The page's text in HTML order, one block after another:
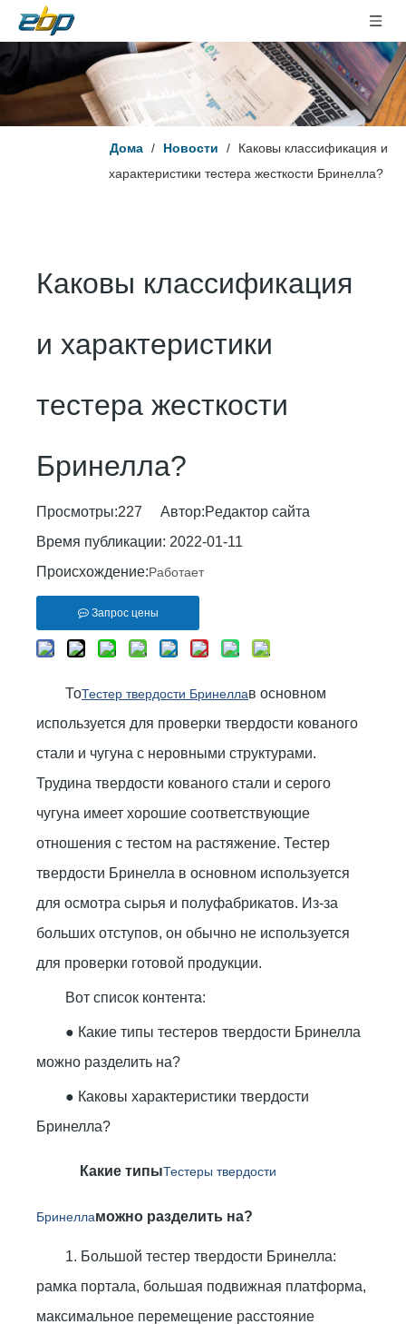
Дома / Новости /
Каковы классификация и
характеристики тестера жесткости Бринелла?
Каковы классификация
и характеристики
тестера жесткости
Бринелла?
Просмотры:227 Автор:Pедактор сайта
Время публикации: 2022-01-11
Происхождение:Работает
Запрос цены
ТоТестер твердости Бринеллав основном
используется для проверки твердости кованого
стали и чугуна с неровными структурами.
Трудина твердости кованого стали и серого
чугуна имеет хорошие соответствующие
отношения с тестом на растяжение. Тестер
твердости Бринелла в основном используется
для осмотра сырья и полуфабрикатов. Из-за
больших отступов, он обычно не используется
для проверки готовой продукции.
Вот список контента:
● Какие типы тестеров твердости Бринелла
можно разделить на?
● Каковы характеристики твердости
Бринелла?
Какие типыТестеры твердости
Бринелламожно разделить на?
1. Большой тестер твердости Бринелла:
рамка портала, большая подвижная платформа,
максимальное перемещение расстояние